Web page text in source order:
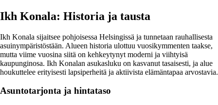
Ikh Konala: Historia ja tausta
Ikh Konala sijaitsee pohjoisessa Helsingissä ja tunnetaan rauhallisesta
asuinympäristöstään. Alueen historia ulottuu vuosikymmenten taakse,
mutta viime vuosina siitä on kehkeytynyt moderni ja viihtyisä
kaupunginosa. Ikh Konalan asukasluku on kasvanut tasaisesti, ja alue
houkuttelee erityisesti lapsiperheitä ja aktiivista elämäntapaa arvostavia.
Asuntotarjonta ja hintataso